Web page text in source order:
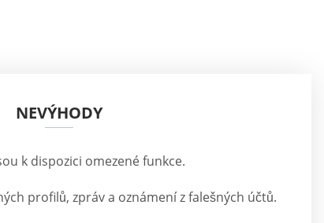
NEVÝHODY
k dispozici omezené funkce.
profilů, zpráv a oznámení z falešných účtů.